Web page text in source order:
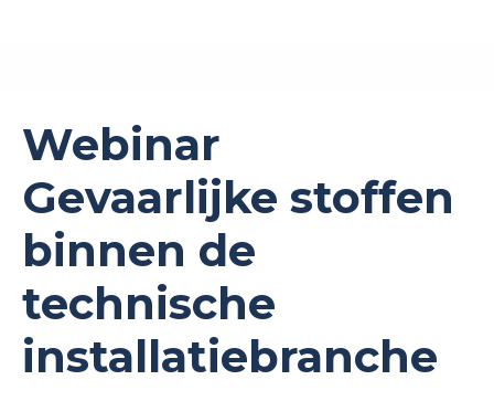
Webinar
Gevaarlijke stoffen
binnen de
technische
installatiebranche